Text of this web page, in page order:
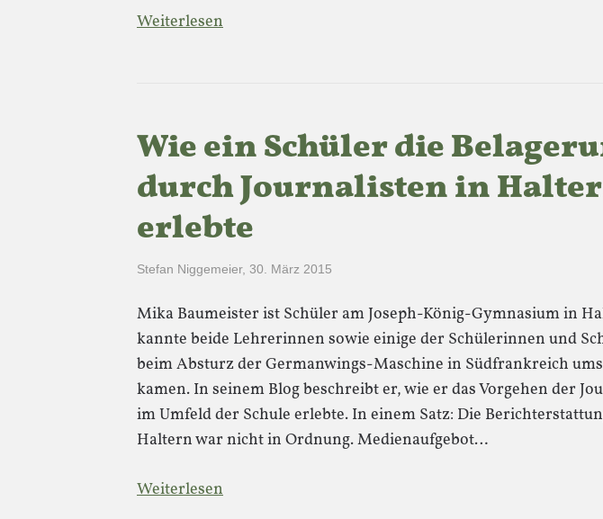
Weiterlesen
Wie ein Schüler die
durch Journalisten in
erlebte
Stefan Niggemeier, 30. März 2015
Mika Baumeister ist Schüler am Joseph-König-Gymnasium in
kannte beide Lehrerinnen sowie einige der Schülerinnen und
beim Absturz der Germanwings-Maschine in Südfrankreich
kamen. In seinem Blog beschreibt er, wie er das Vorgehen der
im Umfeld der Schule erlebte. In einem Satz: Die
Haltern war nicht in Ordnung. Medienaufgebot…
Weiterlesen